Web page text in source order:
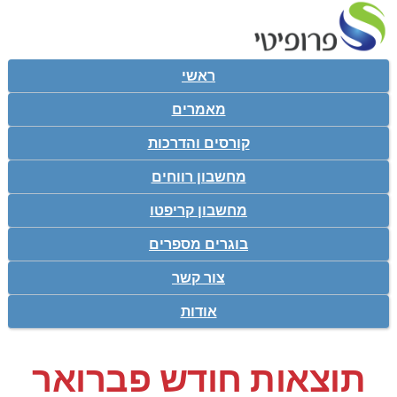
ראשי
מאמרים
קורסים והדרכות
מחשבון רווחים
מחשבון קריפטו
בוגרים מספרים
צור קשר
אודות
תוצאות חודש פברואר